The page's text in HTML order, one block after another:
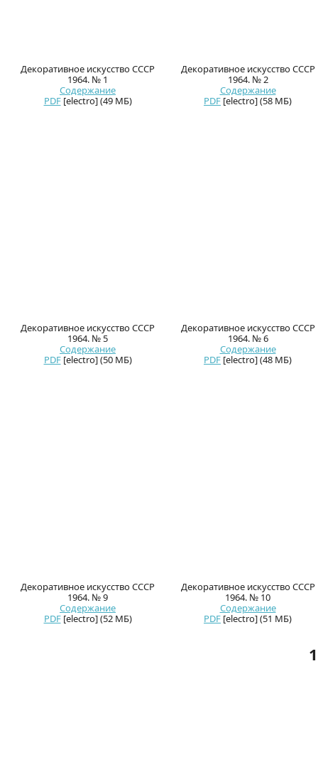
Декоративное искусство СССР
1964. № 1
Содержание
PDF[electro] (49 МБ)
Декоративное искусство СССР
1964. № 2
Содержание
PDF [electro] (58 МБ)
Декоративное искусство СССР
1964. № 5
Содержание
PDF[electro] (50 МБ)
Декоративное искусство СССР
1964. № 6
Содержание
PDF [electro] (48 МБ)
Декоративное искусство СССР
1964. № 9
Содержание
PDF[electro] (52 МБ)
Декоративное искусство СССР
1964. № 10
Содержание
PDF [electro] (51 МБ)